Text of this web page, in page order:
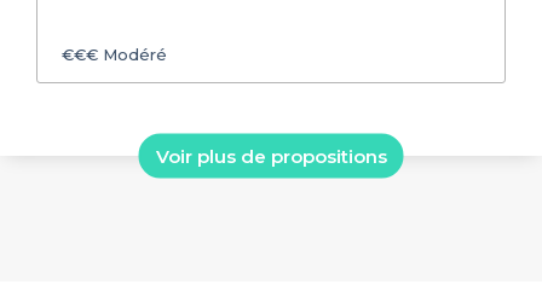
€€€ Modéré
Voir plus de propositions